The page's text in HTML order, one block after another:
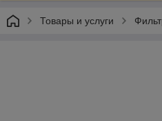
Товары и услуги